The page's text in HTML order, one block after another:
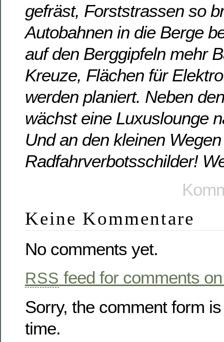
gefräst, Forststrassen so
Autobahnen in die Berge
auf den Berggipfeln mehr
Kreuze, Flächen für
werden planiert. Neben
wächst eine Luxuslounge
Und an den kleinen
Radfahrverbotsschilder!
Keine Kommentare
No comments yet.
RSS feed for comments
Sorry, the comment form
time.